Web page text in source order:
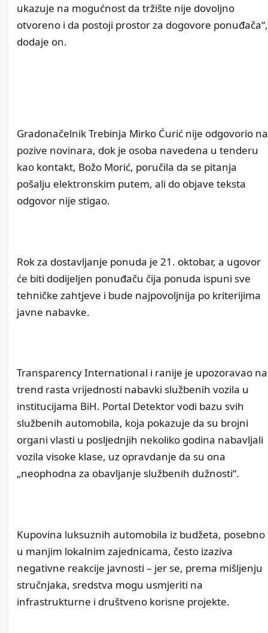
ukazuje na mogućnost da tržište nije dovoljno
otvoreno i da postoji prostor za dogovore ponuđača“,
dodaje on.
Gradonačelnik Trebinja Mirko Ćurić nije odgovorio na
pozive novinara, dok je osoba navedena u tenderu
kao kontakt, Božo Morić, poručila da se pitanja
pošalju elektronskim putem, ali do objave teksta
odgovor nije stigao.
Rok za dostavljanje ponuda je 21. oktobar, a ugovor
će biti dodijeljen ponuđaču čija ponuda ispuni sve
tehničke zahtjeve i bude najpovoljnija po kriterijima
javne nabavke.
Transparency International i ranije je upozoravao na
trend rasta vrijednosti nabavki službenih vozila u
institucijama BiH. Portal Detektor vodi bazu svih
službenih automobila, koja pokazuje da su brojni
organi vlasti u posljednjih nekoliko godina nabavljali
vozila visoke klase, uz opravdanje da su ona
„neophodna za obavljanje službenih dužnosti“.
Kupovina luksuznih automobila iz budžeta, posebno
u manjim lokalnim zajednicama, često izaziva
negativne reakcije javnosti – jer se, prema mišljenju
stručnjaka, sredstva mogu usmjeriti na
infrastrukturne i društveno korisne projekte.